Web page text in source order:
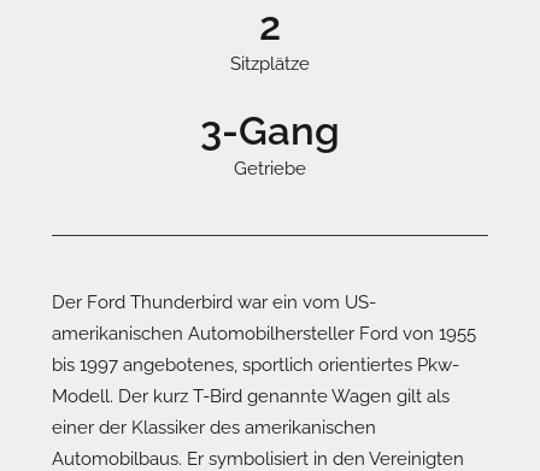
2
Sitzplätze
3-Gang
Getriebe
Der Ford Thunderbird war ein vom US-
amerikanischen Automobilhersteller Ford von 1955
bis 1997 angebotenes, sportlich orientiertes Pkw-
Modell. Der kurz T-Bird genannte Wagen gilt als
einer der Klassiker des amerikanischen
Automobilbaus. Er symbolisiert in den Vereinigten